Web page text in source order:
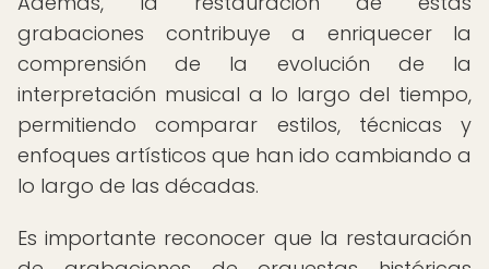
grabaciones contribuye a enriquecer la
comprensión de la evolución de la
interpretación musical a lo largo del tiempo,
permitiendo comparar estilos, técnicas y
enfoques artísticos que han ido cambiando a
lo largo de las décadas.
Es importante reconocer que la restauración